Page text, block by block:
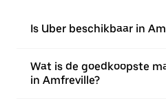
Is Uber beschikbaar in
Wat is de goedkoopste
in Amfreville?